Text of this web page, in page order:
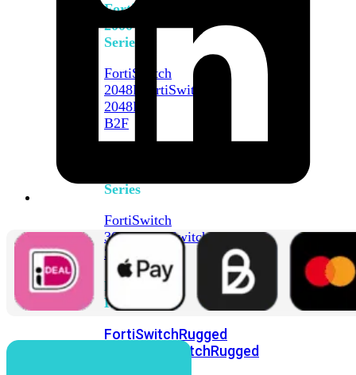
FortiSwitch
2000
Series
FortiSwitch
2048F
FortiSwitch
2048F-
B2F
Series
FortiSwitch
3032EFortiSwitch
3032G
FortiSwitch
Ruggedized
FortiSwitchRugged
FortiSwitchRugged